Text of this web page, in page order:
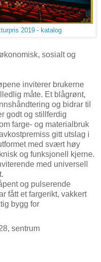
2019 - katalog
sosialt og
inviterer brukerne
måte. Et blågrønt,
og bidrar til
godt og stillferdig
farge- og materialbruk
gitt utslag i
med svært høy
og funksjonell kjerne.
med universell
og pulserende
fått et fargerikt, vakkert
bygg for
sentrum